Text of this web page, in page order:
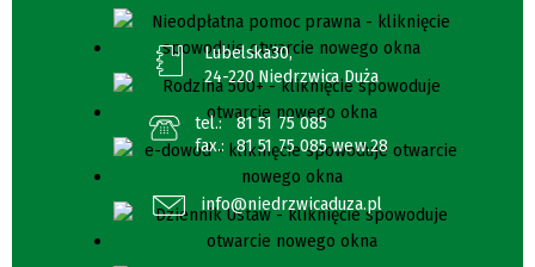
Lubelska30,
24-220 Niedrzwica Duża
tel.:
81 51 75 085
fax.:
81 51 75 085 wew.28
info@niedrzwicaduza.pl